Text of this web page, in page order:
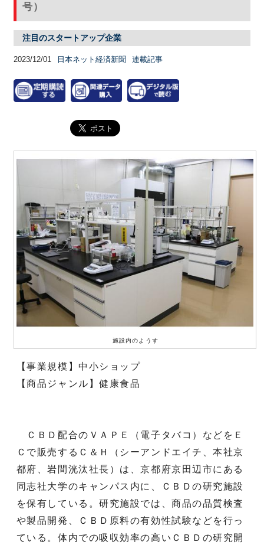
号）
注目のスタートアップ企業
2023/12/01 日本ネット経済新聞 連載記事
施設内のようす
【事業規模】中小ショップ
【商品ジャンル】健康食品
ＣＢＤ配合のＶＡＰＥ（電子タバコ）などをＥ
Ｃで販売するＣ＆Ｈ（シーアンドエイチ、本社京
都府、岩間洸汰社長）は、京都府京田辺市にある
同志社大学のキャンパス内に、ＣＢＤの研究施設
を保有している。研究施設では、商品の品質検査
や製品開発、ＣＢＤ原料の有効性試験などを行っ
ている。体内での吸収効率の高いＣＢＤの研究開